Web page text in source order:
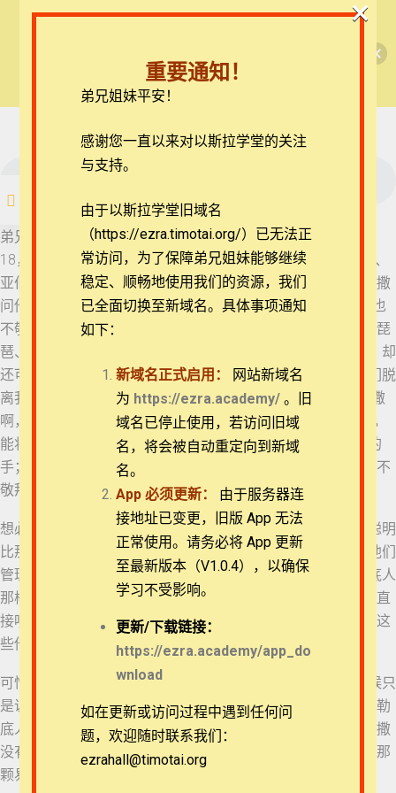
ezrahall@timotai.org
首页 每日读经/灵修 【西罗亚池灵修】但以理书
但以理书每日灵修
17 但以理书 3:13-18
18 但以理书 3:19-23
19 但以理书 3:24-26
20 但以理书 3:27-30
21 但以理书 4:1-3
22 但以理书 4:4-7
23 但以理书 4:8-12
24 但以理书 4:13-17
25 但以理书 4:18-19
26 但以理书 4:20-23
27 但以理书 4:24-28
弟兄姐妹平安。我们今天一起来思想的经文是但以理书3:13-
18，13 当时，尼布甲尼撒冲冲大怒，吩咐人把沙得拉、米煞、
亚伯尼歌带过来，他们就把那些人带到王面前。 14 尼布甲尼撒
问他们说：“沙得拉、米煞、亚伯尼歌，你们不事奉我的神，也
不敬拜我所立的金像，是故意的吗？ 15 你们再听见角、笛、琵
琶、琴、瑟、笙和各样乐器的声音，若俯伏敬拜我所造的像，却
还可以；若不敬拜，必立时扔在烈火的窑中！有何神能救你们脱
离我手呢？” 16 沙得拉、米煞、亚伯尼歌对王说：“尼布甲尼撒
啊，这件事我们不必回答你。17 即便如此，我们所事奉的神，
能将我们从烈火的窑中救出来。王啊，他也必救我们脱离你的
手； 18 即或不然，王啊，你当知道我们决不事奉你的神，也不
敬拜你所立的金像！”
想必尼布甲尼撒对这些犹大人又爱又恨。爱的是他们的智慧聪明
比那些告恶状的迦勒底人胜过十倍，在树立金像的时间里，他们
管理巴比伦省事务可能已经显出成效；恨的是他们不像迦勒底人
那样溜须拍马、卑躬屈膝。因此，尽管他“冲冲大怒”，也没有直
接吩咐把但以理的同伴“立时”行刑，而是拿来问话，准备再给这
些他用自己的膳食喂养过三年的年轻人一次机会。
可怜的巴比伦王太爱自己的尊严了，以至于在诘问三人的时候只
是说“你们不事奉我的神，也不敬拜我所立的金像”，跳过了迦勒
底人放在第一位的指控“这些人不理你”。自高自大的尼布甲尼撒
没有问“你们真的不理我吗？”，但被省略的问题却暴露出来他那
颗易碎的玻璃心。
团体报名及课程定制咨询：ezrahall@timotai.org
退换政策
隐私策略
APP下载
联系我们
关于我们
Copyright © 2022-2026 Timothy Training International,
重要通知！
弟兄姐妹平安！
感谢您一直以来对以斯拉学堂的关注
与支持。
由于以斯拉学堂旧域名
（https://ezra.timotai.org/）已无法正
常访问， 为了保障弟兄姐妹能够继续
稳定、顺畅地使用我们的资源，我们
已全面切换至新域名。具体事项通知
如下：
新域名正式启用：
网站新域名
为 https://ezra.academy/ 。旧
域名已停止使用，若访问旧域
名，将会被自动重定向到新域
名。
App必须更新：
由于服务器连
接地址已变更，旧版 App 无法
正常使用。请务必将 App 更新
至最新版本（V1.0.4），以确保
学习不受影响。
更新/下载链接：
https://ezra.academy/app_do
wnload
如在更新或访问过程中遇到任何问
题，欢迎随时联系我们：
ezrahall@timotai.org
×
查看课程